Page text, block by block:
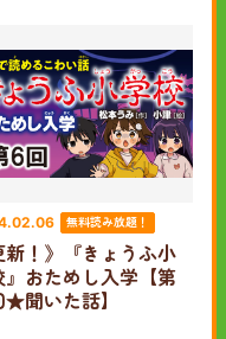
無料読み放題！
新！》『きょうふ小
』おためし入学【第
★聞いた話】